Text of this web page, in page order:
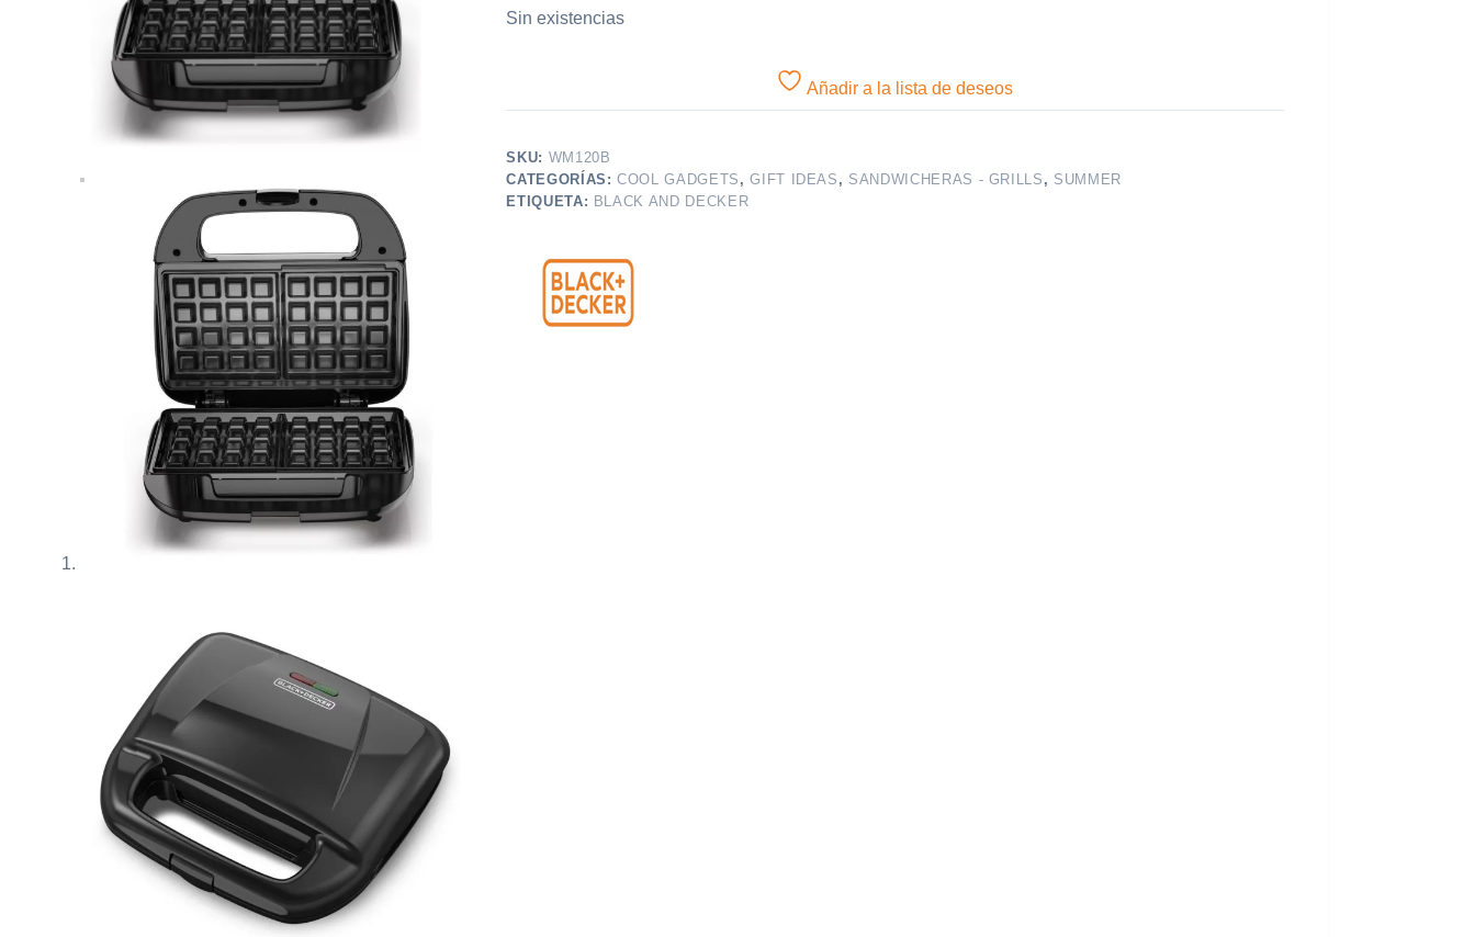
Sin existencias
Añadir a la lista de deseos
SKU: WM120B
CATEGORÍAS:COOL GADGETS ,GIFT IDEAS , SANDWICHERAS - GRILLS , SUMMER
ETIQUETA: BLACK AND DECKER